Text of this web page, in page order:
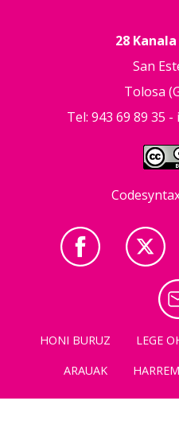
28
San
Tolosa
Tel: 943 69 89 35 -
HONI BURUZ LEGE
ARAUAK